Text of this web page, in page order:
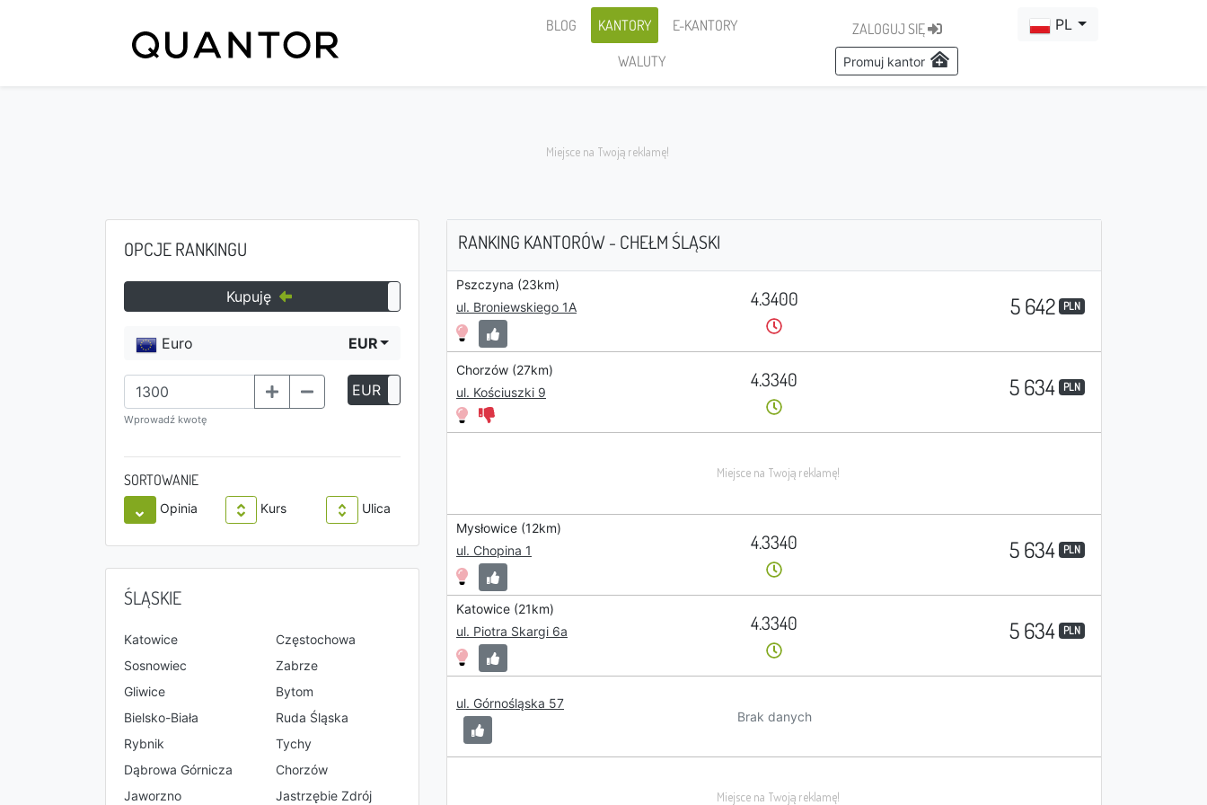
BLOG KANTORY
E-KANTORY
WALUTY
ZALOGUJ SIĘ
Promuj kantor
PL
OPCJE RANKINGU
Kupuję Sprzedaję
Euro EUR
Wprowadź kwotę
EUR
SORTOWANIE
Opinia Kurs Ulica
ŚLĄSKIE
Katowice
Częstochowa
Sosnowiec
Zabrze
Gliwice
Bytom
Bielsko-Biała
Ruda Śląska
Rybnik
Tychy
Dąbrowa Górnicza
Chorzów
Jaworzno
Jastrzębie Zdrój
RANKING KANTORÓW - CHEŁM ŚLĄSKI
Pszczyna (23km)
ul. Broniewskiego 1A
4.3400 5 642 PLN
Chorzów (27km)
ul. Kościuszki 9
4.3340 5 634 PLN
Mysłowice (12km)
ul. Chopina 1
4.3340 5 634 PLN
Katowice (21km)
ul. Piotra Skargi 6a
4.3340 5 634 PLN
ul. Górnośląska 57
Brak danych